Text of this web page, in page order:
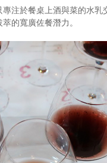
注於餐桌上酒與菜的水
的寬廣佐餐潛力。